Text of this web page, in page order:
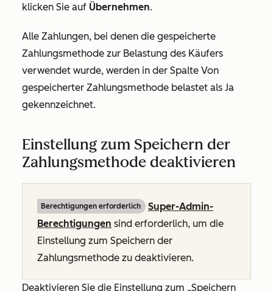
klicken Sie auf Übernehmen.
Alle Zahlungen, bei denen die gespeicherte
Zahlungsmethode zur Belastung des Käufers
verwendet wurde, werden in der Spalte Von
gespeicherter Zahlungsmethode belastet als Ja
gekennzeichnet.
Einstellung zum Speichern der
Zahlungsmethode deaktivieren
Berechtigungen erforderlich
Super-Admin-
Berechtigungen sind erforderlich, um die
Einstellung zum Speichern der
Zahlungsmethode zu deaktivieren.
Deaktivieren Sie die Einstellung zum „Speichern